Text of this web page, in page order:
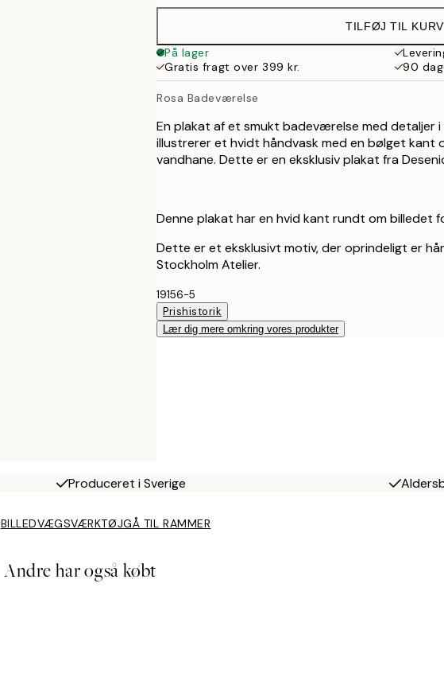
TILFØJ TIL KURV
På lager
Gratis fragt over 399 kr.
90
Rosa Badeværelse
En plakat af et smukt badeværelse med detaljer i
illustrerer et hvidt håndvask med en bølget kant
vandhane. Dette er en eksklusiv plakat fra
Denne plakat har en hvid kant rundt om billedet
Dette er et eksklusivt motiv, der oprindeligt er
Stockholm Atelier.
19156-5
Prishistorik
Lær dig mere omkring vores produkter
Produceret i Sverige
BILLEDVÆGSVÆRKTØJGÅ TIL RAMMER
Andre har også købt